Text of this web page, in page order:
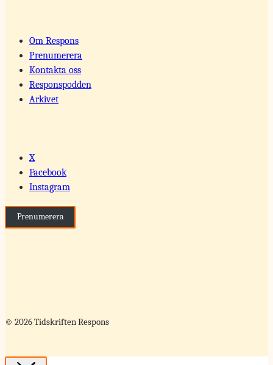
Om Respons
Prenumerera
Kontakta oss
Responspodden
Arkivet
X
Facebook
Instagram
Prenumerera
© 2026 Tidskriften Respons